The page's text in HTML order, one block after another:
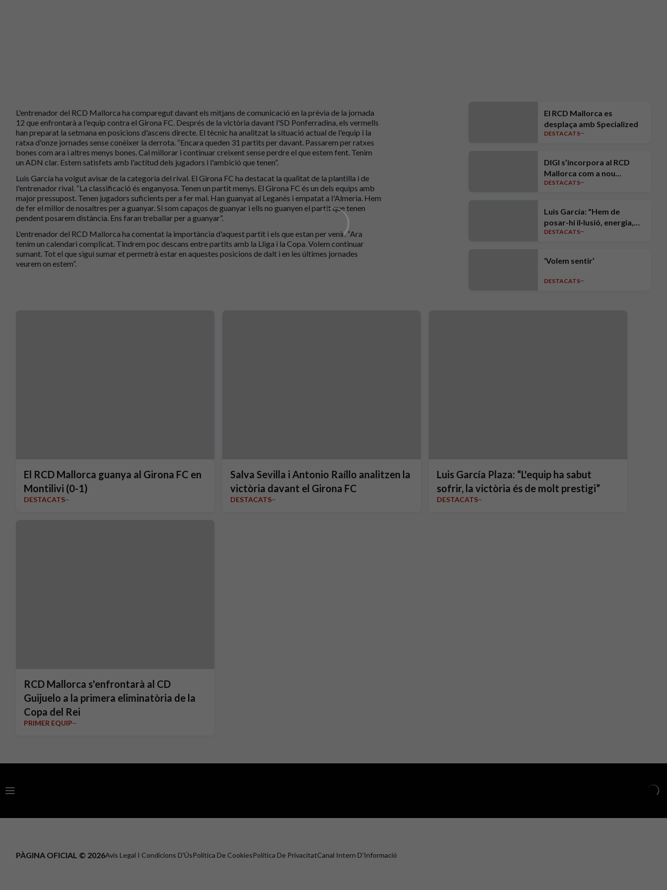
L'entrenador del RCD Mallorca ha comparegut davant els mitjans de comunicació en la prèvia de la jornada
12 que enfrontarà a l'equip contra el Girona FC. Després de la victòria davant l'SD Ponferradina, els vermells
han preparat la setmana en posicions d'ascens directe. El tècnic ha analitzat la situació actual de l'equip i la
ratxa d'onze jornades sense conèixer la derrota. “Encara queden 31 partits per davant. Passarem per ratxes
bones com ara i altres menys bones. Cal millorar i continuar creixent sense perdre el que estem fent. Tenim
un ADN clar. Estem satisfets amb l'actitud dels jugadors i l'ambició que tenen”.
Luis García ha volgut avisar de la categoria del rival. El Girona FC ha destacat la qualitat de la plantilla i de
l'entrenador rival. “La classificació és enganyosa. Tenen un partit menys. El Girona FC és un dels equips amb
major pressupost. Tenen jugadors suficients per a fer mal. Han guanyat al Leganés i empatat a l'Almeria. Hem
de fer el millor de nosaltres per a guanyar. Si som capaços de guanyar i ells no guanyen el partit que tenen
pendent posarem distància. Ens faran treballar per a guanyar”.
L'entrenador del RCD Mallorca ha comentat la importància d'aquest partit i els que estan per venir. “Ara
tenim un calendari complicat. Tindrem poc descans entre partits amb la Lliga i la Copa. Volem continuar
sumant. Tot el que sigui sumar et permetrà estar en aquestes posicions de dalt i en les últimes jornades
veurem on estem”.
El RCD Mallorca es
desplaça amb Specialized
DESTACATS
DIGI s’incorpora al RCD
Mallorca com a nou
Patrocinador Oficial
DESTACATS
Luis García: "Hem de
posar-hi il·lusió, energia,
intensitat, ambició i
DESTACATS
‘Volem sentir’
DESTACATS
El RCD Mallorca guanya al Girona FC en
Montilivi (0-1)
DESTACATS
Salva Sevilla i Antonio Raíllo analitzen la
victòria davant el Girona FC
DESTACATS
Luis García Plaza: “L'equip ha sabut
sofrir, la victòria és de molt prestigi”
DESTACATS
RCD Mallorca s'enfrontarà al CD
Guijuelo a la primera eliminatòria de la
Copa del Rei
PRIMER EQUIP
Avís Legal I Condicions D'ÚsPolítica De CookiesPolítica De PrivacitatCanal Intern D'Informació
PÀGINA OFICIAL © 2026